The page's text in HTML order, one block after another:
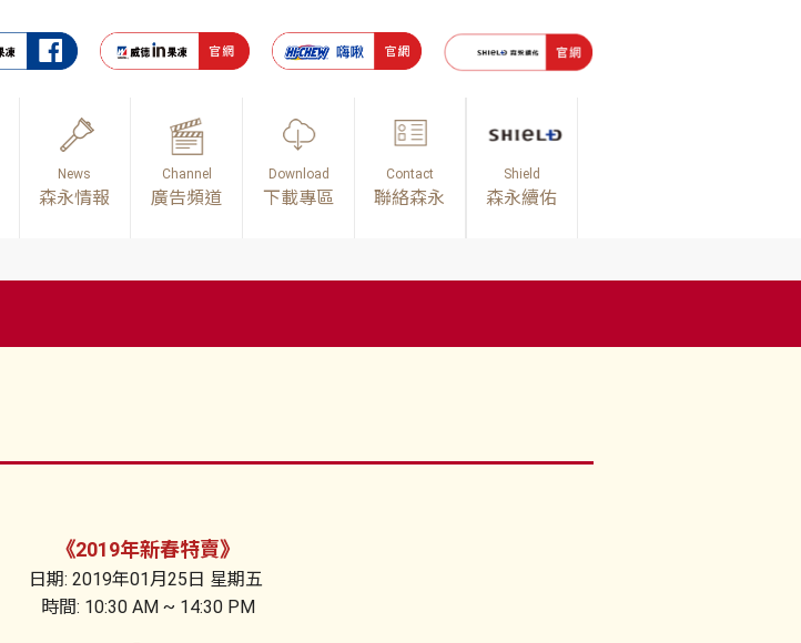
News
森永情報
Channel
廣告頻道
Download
下載專區
Contact
聯絡森永
Shield
森永續佑
《2019年新春特賣》
日期: 2019年01月25日 星期五
時間: 10:30 AM ~ 14:30 PM